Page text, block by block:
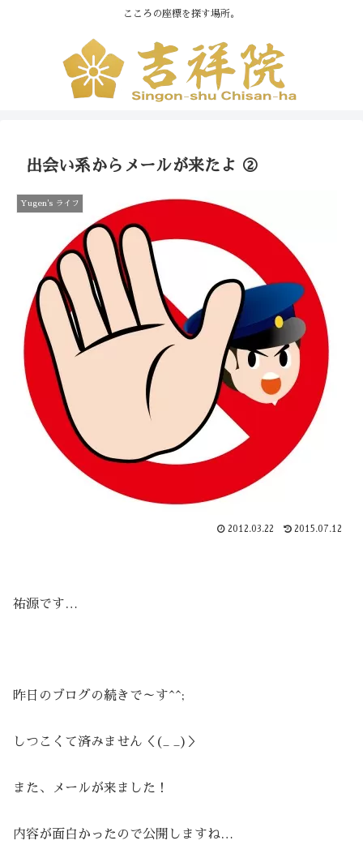
こころの座標を探す場所。
出会い系からメールが来たよ ②
Yugen's ライフ
2012.03.22 2015.07.12
祐源です…
昨日のブログの続きで～す^^;
しつこくて済みません＜(_ _)＞
また、メールが来ました！
内容が面白かったので公開しますね…